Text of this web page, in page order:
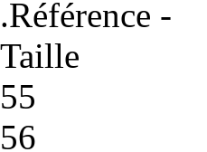
.Référence -
Taille
55
56